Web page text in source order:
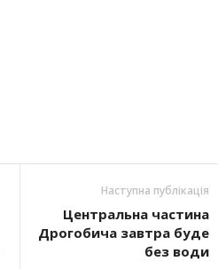
Наступна публікація
Центральна частина
Дрогобича завтра буде
без води